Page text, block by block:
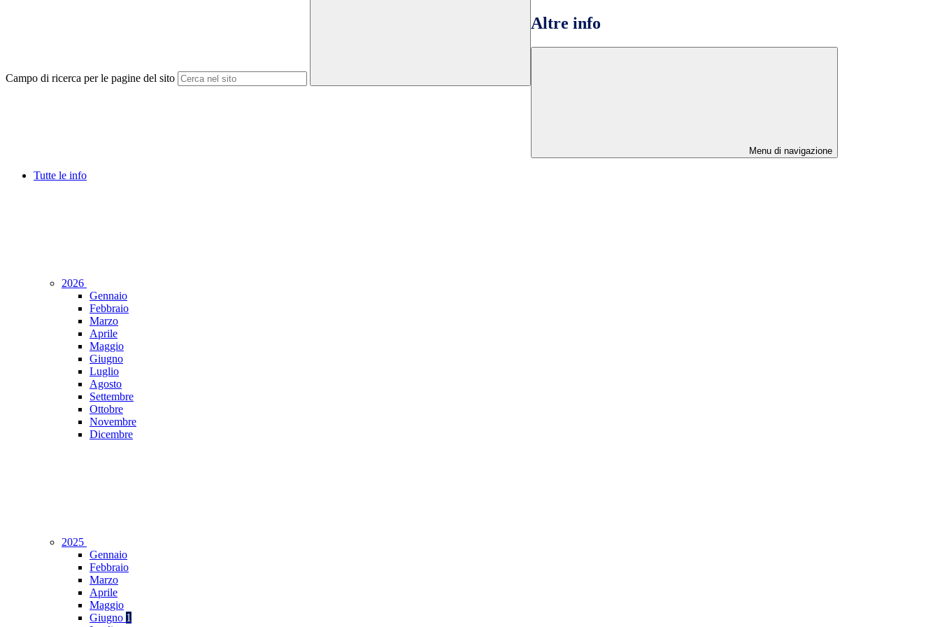
Campo di ricerca per le pagine del sito
Altre info
Menu di navigazione
Tutte le info
2026
Gennaio
Febbraio
Marzo
Aprile
Maggio
Giugno
Luglio
Agosto
Settembre
Ottobre
Novembre
Dicembre
2025
Gennaio
Febbraio
Marzo
Aprile
Maggio
Giugno 1